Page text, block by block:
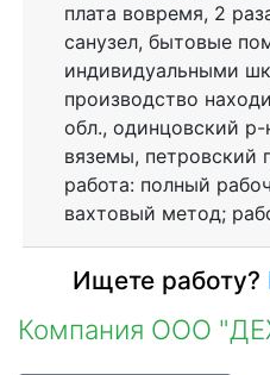
плата вовремя, 2
санузел, бытовые
индивидуальными
производство
обл., одинцовский
вяземы, петровский
работа: полный
вахтовый метод;
Ищете работу?
Компания ООО